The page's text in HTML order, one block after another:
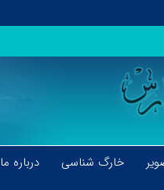
خارگ شناسی درباره ما